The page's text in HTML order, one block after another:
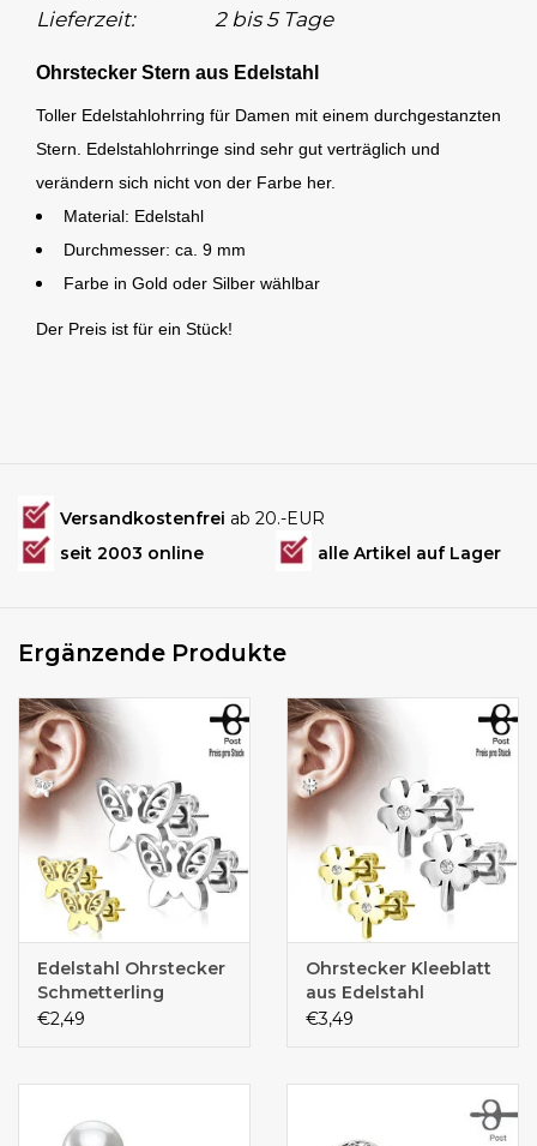
Lieferzeit:
2 bis 5 Tage
Ohrstecker Stern aus Edelstahl
Toller Edelstahlohrring für Damen mit einem durchgestanzten
Stern. Edelstahlohrringe sind sehr gut verträglich und
verändern sich nicht von der Farbe her.
Material: Edelstahl
Durchmesser: ca. 9 mm
Farbe in Gold oder Silber wählbar
Der Preis ist für ein Stück!
Versandkostenfrei ab 20.-EUR
seit 2003 online
alle Artikel auf Lager
Ergänzende Produkte
Edelstahl Ohrstecker
Schmetterling
€2,49
Ohrstecker Kleeblatt
aus Edelstahl
€3,49